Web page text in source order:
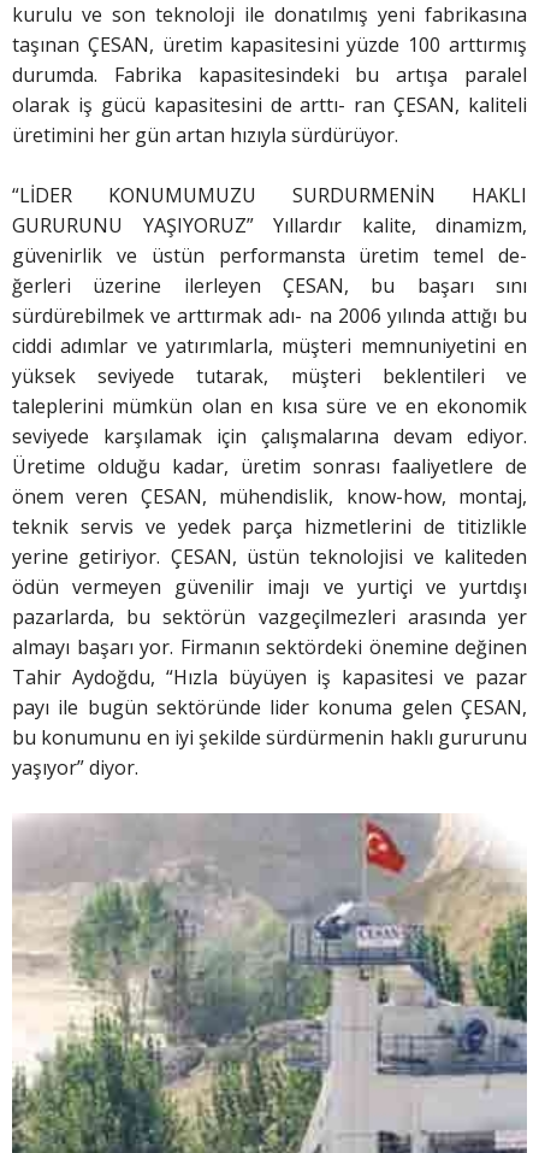
kurulu ve son teknoloji ile donatılmış yeni fabrikasına
taşınan ÇESAN, üretim kapasitesini yüzde 100 arttırmış
durumda. Fabrika kapasitesindeki bu artışa paralel
olarak iş gücü kapasitesini de arttı- ran ÇESAN, kaliteli
üretimini her gün artan hızıyla sürdürüyor.
“LİDER KONUMUMUZU SURDURMENİN HAKLI
GURURUNU YAŞIYORUZ” Yıllardır kalite, dinamizm,
güvenirlik ve üstün performansta üretim temel de-
ğerleri üzerine ilerleyen ÇESAN, bu başarı sını
sürdürebilmek ve arttırmak adı- na 2006 yılında attığı bu
ciddi adımlar ve yatırımlarla, müşteri memnuniyetini en
yüksek seviyede tutarak, müşteri beklentileri ve
taleplerini mümkün olan en kısa süre ve en ekonomik
seviyede karşılamak için çalışmalarına devam ediyor.
Üretime olduğu kadar, üretim sonrası faaliyetlere de
önem veren ÇESAN, mühendislik, know-how, montaj,
teknik servis ve yedek parça hizmetlerini de titizlikle
yerine getiriyor. ÇESAN, üstün teknolojisi ve kaliteden
ödün vermeyen güvenilir imajı ve yurtiçi ve yurtdışı
pazarlarda, bu sektörün vazgeçilmezleri arasında yer
almayı başarı yor. Firmanın sektördeki önemine değinen
Tahir Aydoğdu, “Hızla büyüyen iş kapasitesi ve pazar
payı ile bugün sektöründe lider konuma gelen ÇESAN,
bu konumunu en iyi şekilde sürdürmenin haklı gururunu
yaşıyor” diyor.